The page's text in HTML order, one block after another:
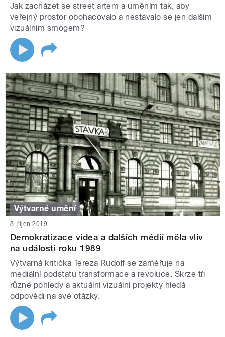
Jak zacházet se street artem a uměním tak, aby
veřejný prostor obohacovalo a nestávalo se jen dalším
vizuálním smogem?
Výtvarné umění
8. říjen 2019
Demokratizace videa a dalších médií měla vliv
na události roku 1989
Výtvarná kritička Tereza Rudolf se zaměřuje na
mediální podstatu transformace a revoluce. Skrze tři
různé pohledy a aktuální vizuální projekty hledá
odpovědi na své otázky.